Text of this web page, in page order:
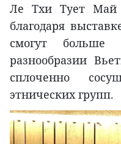
Ле Тхи Тует Май
благодаря
смогут больше
разнообразии
сплоченно
этнических групп.